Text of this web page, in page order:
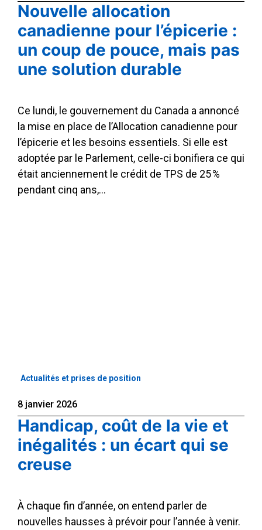
Nouvelle allocation
canadienne pour l’épicerie :
un coup de pouce, mais pas
une solution durable
Ce lundi, le gouvernement du Canada a annoncé
la mise en place de l’Allocation canadienne pour
l’épicerie et les besoins essentiels. Si elle est
adoptée par le Parlement, celle-ci bonifiera ce qui
était anciennement le crédit de TPS de 25 %
pendant cinq ans,…
Actualités et prises de position
8 janvier 2026
Handicap, coût de la vie et
inégalités : un écart qui se
creuse
À chaque fin d’année, on entend parler de
nouvelles hausses à prévoir pour l’année à venir.